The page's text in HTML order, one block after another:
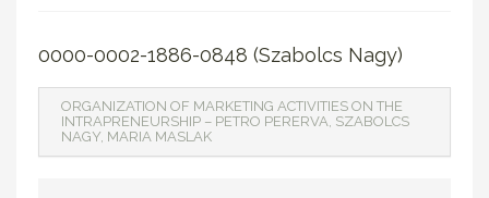
0000-0002-1886-0848 (Szabolcs Nagy)
ORGANIZATION OF MARKETING ACTIVITIES ON THE
INTRAPRENEURSHIP – PETRO PERERVA, SZABOLCS
NAGY, MARIA MASLAK